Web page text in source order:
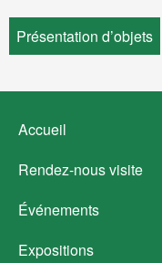
Présentation d’objets
Footer
menu
Accueil
Rendez-nous visite
Événements
Expositions